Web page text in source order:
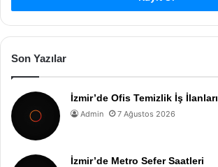
Son Yazılar
İzmir’de Ofis Temizlik İş İlanları
Admin 7 Ağustos 2026
İzmir’de Metro Sefer Saatleri